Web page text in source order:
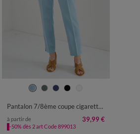
38 40 42 44
Pantalon 7/8ème coupe cigarette, uni
à partir de 39,99 €
-50% dès 2 art Code 899013